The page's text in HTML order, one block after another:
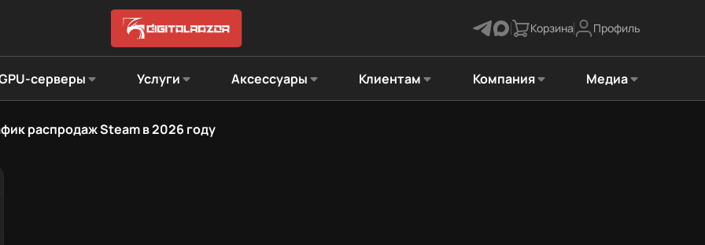
Корзина Профиль
серверы Услуги Аксессуары Клиентам Компания Медиа
распродаж Steam в 2026 году